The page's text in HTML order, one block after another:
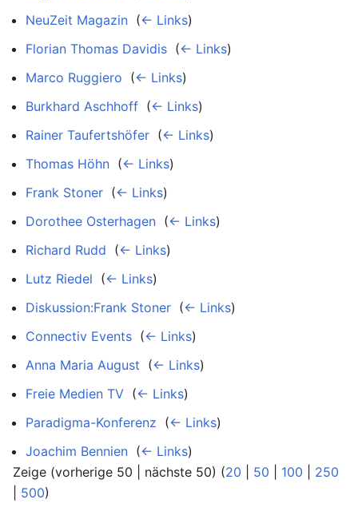
NeuZeit Magazin (← Links)
Florian Thomas Davidis (← Links)
Marco Ruggiero (← Links)
Burkhard Aschhoff (← Links)
Rainer Taufertshöfer (← Links)
Thomas Höhn (← Links)
Frank Stoner (← Links)
Dorothee Osterhagen (← Links)
Richard Rudd (← Links)
Lutz Riedel (← Links)
Diskussion:Frank Stoner (← Links)
Connectiv Events (← Links)
Anna Maria August (← Links)
Freie Medien TV (← Links)
Paradigma-Konferenz (← Links)
Joachim Bennien (← Links)
Zeige (vorherige 50 | nächste 50) (20 50 100
250
500)